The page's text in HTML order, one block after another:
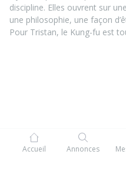
discipline. Elles ouvrent sur
une philosophie, une façon
Pour Tristan, le Kung-fu est
Accueil Annonces